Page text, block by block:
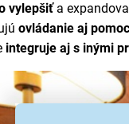
vylepšiťa
ovládanie aj
integruje aj s inými